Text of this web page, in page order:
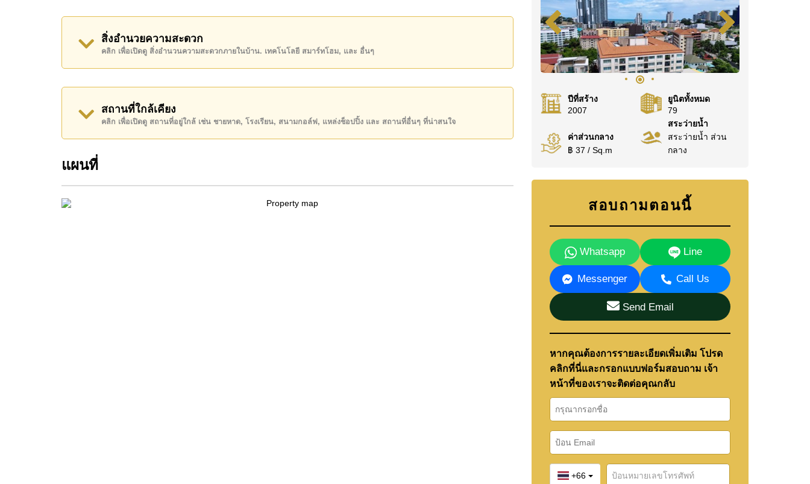
ค้นพบโอกาสในการทำให้ที่อยู่อาศัยนี้เป็นบ้านในฝันของคุณ!
ติดต่อ Cornerstone Real Estate โทร +6638411250 หรือ อีเมล
WhatsApp ของสำนักงาน:+66807945904และ LINE: @cornerstonepattaya
สิ่งอำนวยความสะดวก
คลิก เพื่อเปิดดู สิ่งอำนวนความสะดวกภายในบ้าน. เทคโนโลยี สมาร์ทโฮม, และ อื่นๆ
สถานที่ใกล้เคียง
คลิก เพื่อเปิดดู สถานที่อยู่ใกล้ เช่น ชายหาด, โรงเรียน, สนามกอล์ฟ, แหล่งช็อปปิ้ง และ สถานที่อื่นๆ ที่น่าสนใจ
แผนที่
ปีที่สร้าง
2007
ยูนิตทั้งหมด
79
ค่าส่วนกลาง
฿ 37 / Sq.m
สระว่ายน้ำ
สระว่ายน้ำ ส่วน
กลาง
สอบถามตอนนี้
Whatsapp Line
Messenger Call Us
Send Email
หากคุณต้องการรายละเอียดเพิ่มเติม โปรด
คลิกที่นี่และกรอกแบบฟอร์มสอบถาม เจ้า
หน้าที่ของเราจะติดต่อคุณกลับ
+66